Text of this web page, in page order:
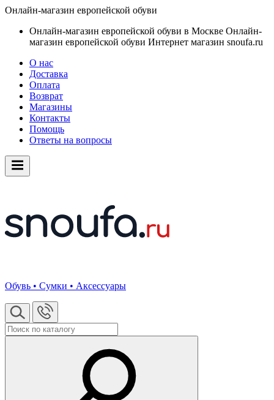
Онлайн-магазин европейской обуви
Онлайн-магазин европейской обуви в Москве Онлайн-
магазин европейской обуви Интернет магазин snoufa.ru
О нас
Доставка
Оплата
Возврат
Магазины
Контакты
Помощь
Ответы на вопросы
Обувь • Сумки • Аксессуары